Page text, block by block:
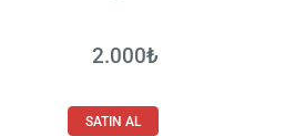
2.000₺
SATIN AL